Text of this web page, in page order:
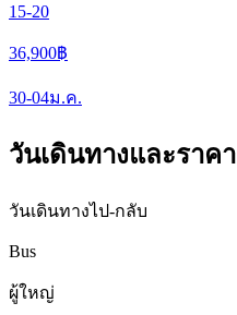
15-20
36,900฿
30-04ม.ค.
วันเดินทางและราคา
วันเดินทางไป-กลับ
Bus
ผู้ใหญ่